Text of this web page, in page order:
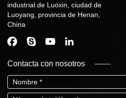
industrial de Luoxin, ciudad de
Luoyang, provincia de Henan,
China
Contacta con nosotros